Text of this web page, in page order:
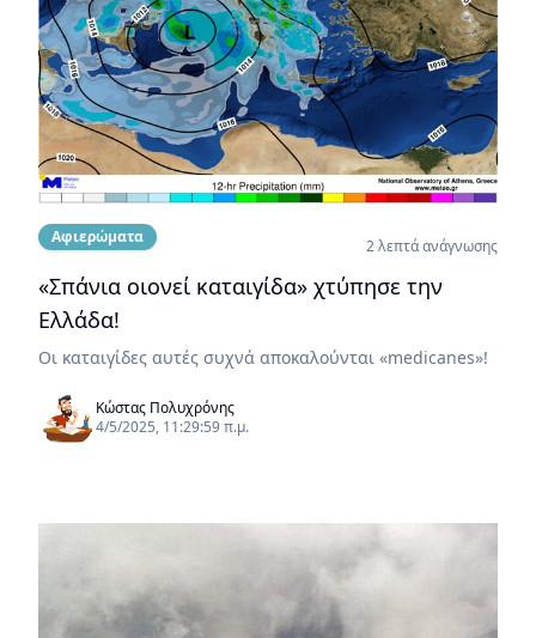
Αφιερώματα 2 λεπτά ανάγνωσης
«Σπάνια οιονεί καταιγίδα» χτύπησε την
Ελλάδα!
Οι καταιγίδες αυτές συχνά αποκαλούνται «medicanes»!
Κώστας Πολυχρόνης
4/5/2025, 11:29:59 π.μ.